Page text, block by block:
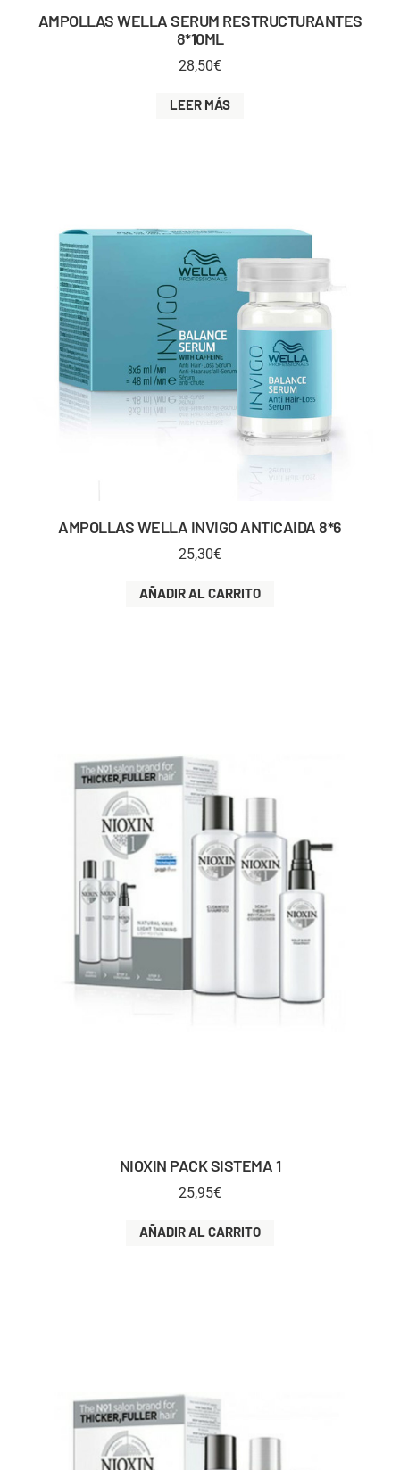
AMPOLLAS WELLA SERUM RESTRUCTURANTES
8*10ML
28,50€
LEER MÁS
AMPOLLAS WELLA INVIGO ANTICAIDA 8*6
25,30€
AÑADIR AL CARRITO
NIOXIN PACK SISTEMA 1
25,95€
AÑADIR AL CARRITO